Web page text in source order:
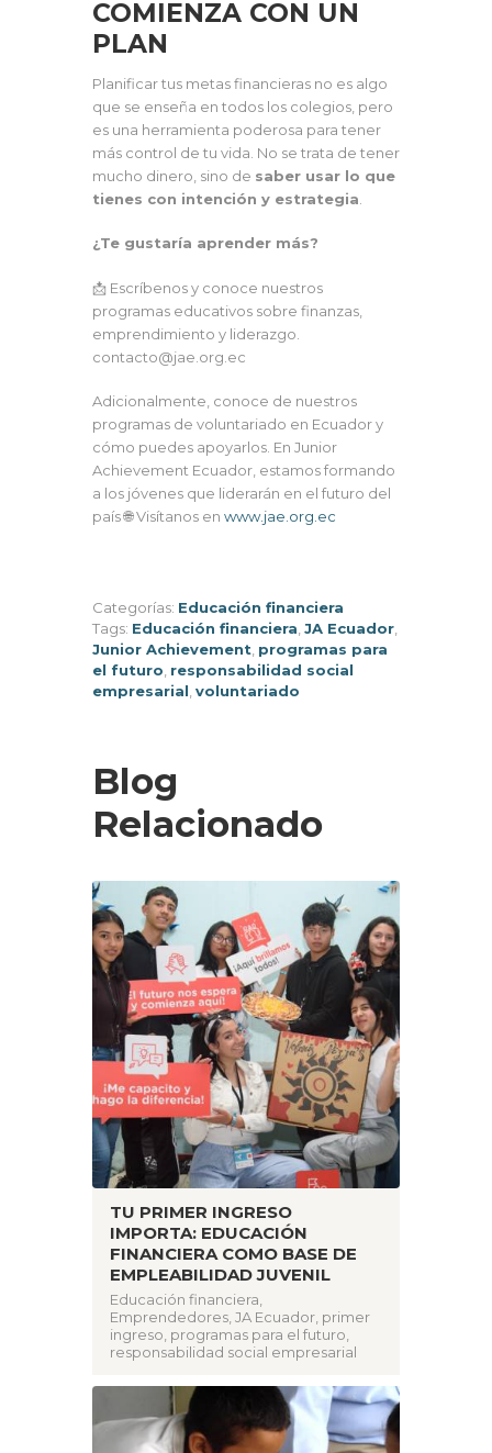
COMIENZA CON UN
PLAN
Planificar tus metas financieras no es algo
que se enseña en todos los colegios, pero
es una herramienta poderosa para tener
más control de tu vida. No se trata de tener
mucho dinero, sino de saber usar lo que
tienes con intención y estrategia
¿Te gustaría aprender más?
📩 Escríbenos y conoce nuestros
programas educativos sobre finanzas,
emprendimiento y liderazgo.
contacto@jae.org.ec
Adicionalmente, conoce de nuestros
programas de voluntariado en Ecuador y
cómo puedes apoyarlos. En Junior
Achievement Ecuador, estamos formando
a los jóvenes que liderarán en el futuro del
país 🌐 Visítanos en www.jae.org.ec
Categorías: Educación financiera
Tags: Educación financiera JA Ecuador
Junior Achievement programas para
el futuro responsabilidad social
empresarial voluntariado
Blog
Relacionado
TU PRIMER INGRESO
IMPORTA: EDUCACIÓN
FINANCIERA COMO BASE DE
EMPLEABILIDAD JUVENIL
Educación financiera
Emprendedores ,JA Ecuador primer
ingreso programas para el futuro
responsabilidad social empresarial